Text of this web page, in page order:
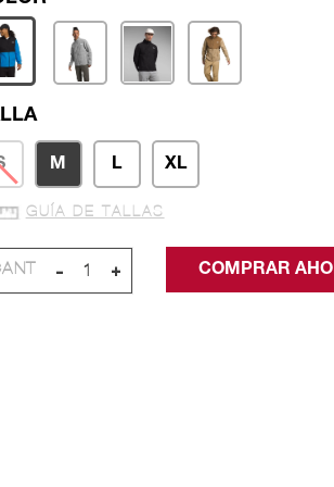
M L XL
GUÍA DE TALLAS
+
-